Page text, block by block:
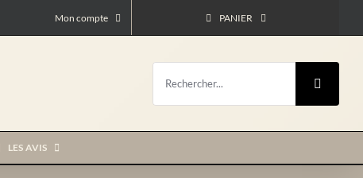
Mon compte PANIER
Rechercher:
LES AVIS